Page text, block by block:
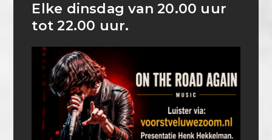
Elke dinsdag van 20.00 uur
tot 22.00 uur.